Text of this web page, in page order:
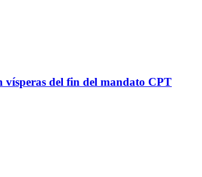
del fin del mandato CPT